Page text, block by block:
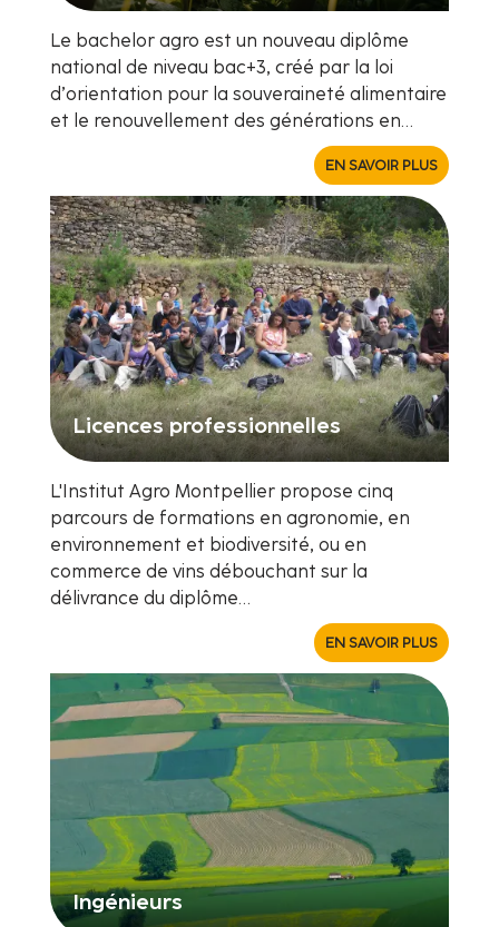
Le bachelor agro est un nouveau diplôme
national de niveau bac+3, créé par la loi
d’orientation pour la souveraineté alimentaire
et le renouvellement des générations en…
EN SAVOIR PLUS
Licences professionnelles
L'Institut Agro Montpellier propose cinq
parcours de formations en agronomie, en
environnement et biodiversité, ou en
commerce de vins débouchant sur la
délivrance du diplôme…
EN SAVOIR PLUS
Ingénieurs